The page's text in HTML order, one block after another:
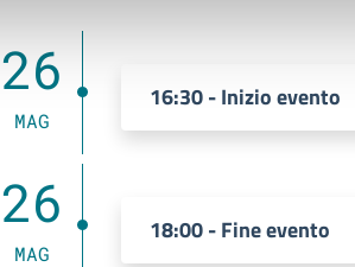
26
MAG
16:30 - Inizio evento
26
MAG
18:00 - Fine evento